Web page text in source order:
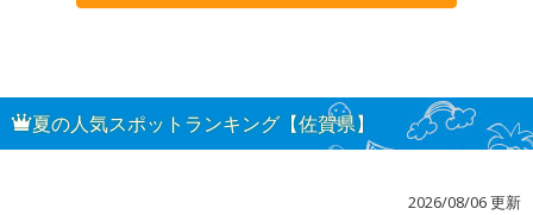
夏の人気スポットランキング【佐賀県】
2026/08/06 更新